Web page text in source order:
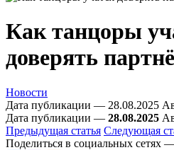
Как танцоры
доверять
Новости
Дата публикации — 28.08.2025
Дата публикации — 28.08.2025
Предыдущая статья Следующая
Поделиться в социальных сетях